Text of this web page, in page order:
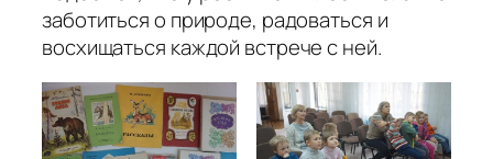
заботиться о природе, радоваться и
восхищаться каждой встрече с ней.